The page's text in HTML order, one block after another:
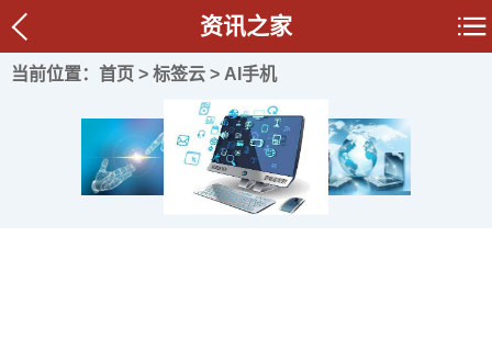
资讯之家
当前位置： 首页 > 标签云 > AI手机